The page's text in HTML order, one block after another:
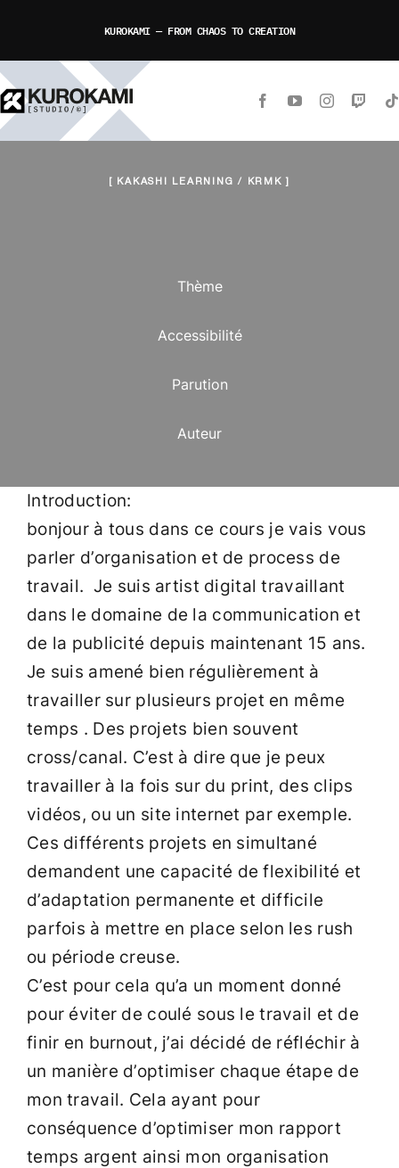
contenu
KUROKAMI — FROM CHAOS TO CREATION
[ KAKASHI LEARNING / KRMK ]
Thème
Accessibilité
Parution
Auteur
Introduction:
bonjour à tous dans ce cours je vais vous
parler d’organisation et de process de
travail. Je suis artist digital travaillant
dans le domaine de la communication et
de la publicité depuis maintenant 15 ans.
Je suis amené bien régulièrement à
travailler sur plusieurs projet en même
temps . Des projets bien souvent
cross/canal. C’est à dire que je peux
travailler à la fois sur du print, des clips
vidéos, ou un site internet par exemple.
Ces différents projets en simultané
demandent une capacité de flexibilité et
d’adaptation permanente et difficile
parfois à mettre en place selon les rush
ou période creuse.
C’est pour cela qu’a un moment donné
pour éviter de coulé sous le travail et de
finir en burnout, j’ai décidé de réfléchir à
un manière d’optimiser chaque étape de
mon travail. Cela ayant pour
conséquence d’optimiser mon rapport
temps argent ainsi mon organisation